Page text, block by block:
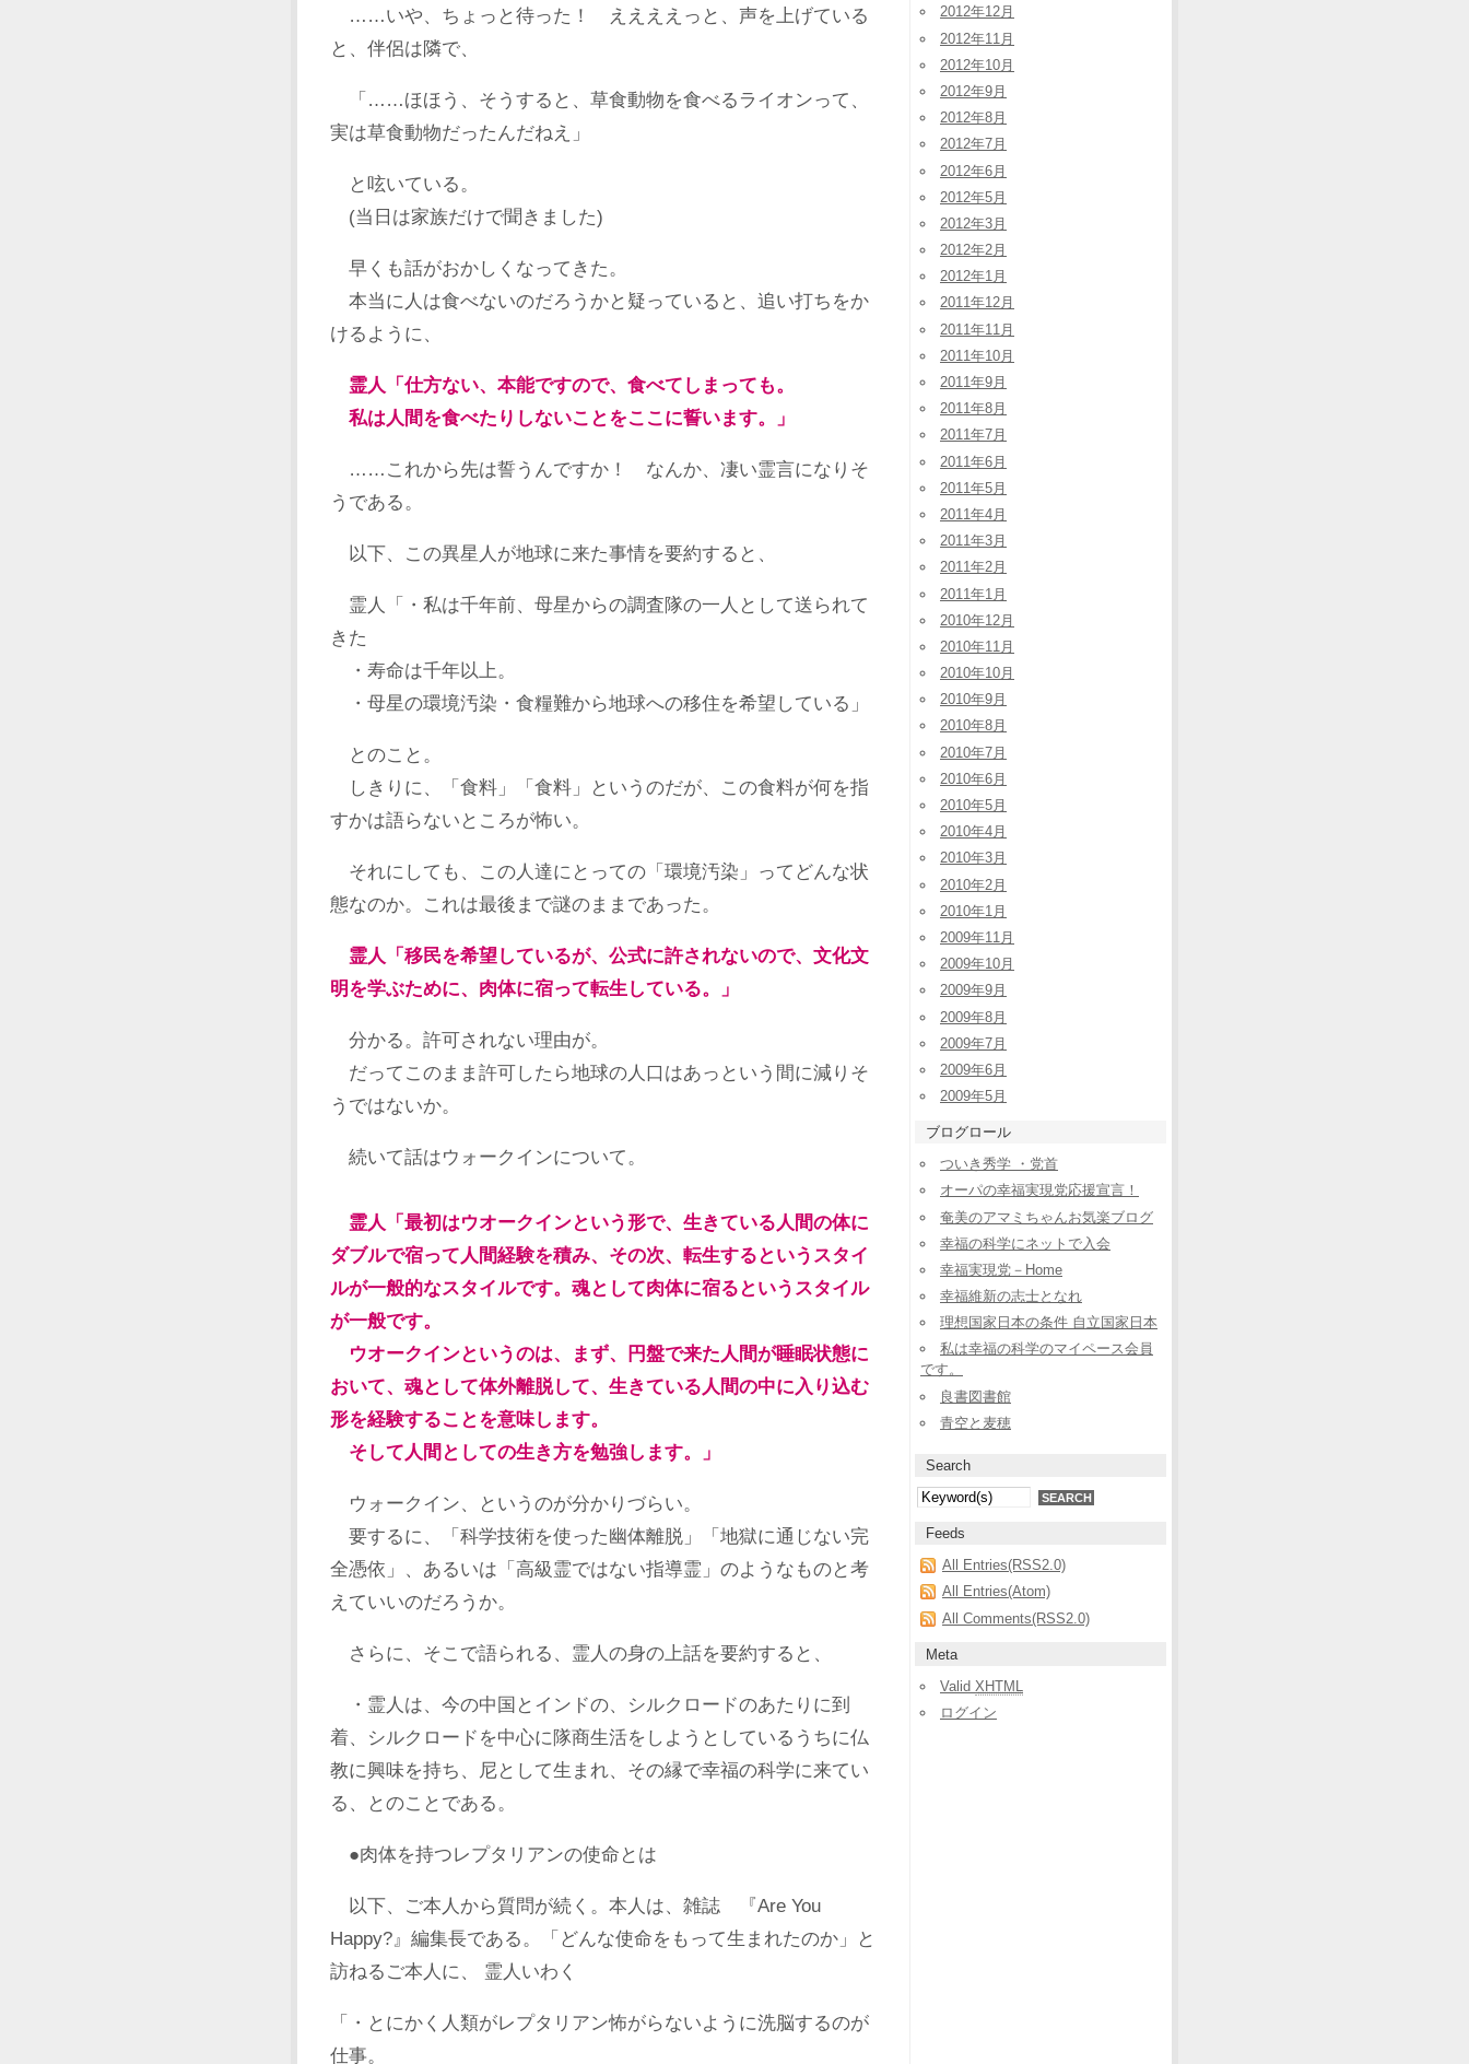
……いや、ちょっと待った！ ええええっと、声を上げている
と、伴侶は隣で、
「……ほほう、そうすると、草食動物を食べるライオンって、
実は草食動物だったんだねえ」
と呟いている。
(当日は家族だけで聞きました)
早くも話がおかしくなってきた。
本当に人は食べないのだろうかと疑っていると、追い打ちをか
けるように、
霊人「仕方ない、本能ですので、食べてしまっても。
私は人間を食べたりしないことをここに誓います。」
……これから先は誓うんですか！ なんか、凄い霊言になりそ
うである。
以下、この異星人が地球に来た事情を要約すると、
霊人「・私は千年前、母星からの調査隊の一人として送られて
きた
・寿命は千年以上。
・母星の環境汚染・食糧難から地球への移住を希望している」
とのこと。
しきりに、「食料」「食料」というのだが、この食料が何を指
すかは語らないところが怖い。
それにしても、この人達にとっての「環境汚染」ってどんな状
態なのか。これは最後まで謎のままであった。
霊人「移民を希望しているが、公式に許されないので、文化文
明を学ぶために、肉体に宿って転生している。」
分かる。許可されない理由が。
だってこのまま許可したら地球の人口はあっという間に減りそ
うではないか。
続いて話はウォークインについて。
霊人「最初はウオークインという形で、生きている人間の体に
ダブルで宿って人間経験を積み、その次、転生するというスタイ
ルが一般的なスタイルです。魂として肉体に宿るというスタイル
が一般です。
ウオークインというのは、まず、円盤で来た人間が睡眠状態に
おいて、魂として体外離脱して、生きている人間の中に入り込む
形を経験することを意味します。
そして人間としての生き方を勉強します。」
ウォークイン、というのが分かりづらい。
要するに、「科学技術を使った幽体離脱」「地獄に通じない完
全憑依」、あるいは「高級霊ではない指導霊」のようなものと考
えていいのだろうか。
さらに、そこで語られる、霊人の身の上話を要約すると、
・霊人は、今の中国とインドの、シルクロードのあたりに到
着、シルクロードを中心に隊商生活をしようとしているうちに仏
教に興味を持ち、尼として生まれ、その縁で幸福の科学に来てい
る、とのことである。
●肉体を持つレプタリアンの使命とは
以下、ご本人から質問が続く。本人は、雑誌 『Are You
Happy?』編集長である。「どんな使命をもって生まれたのか」と
訪ねるご本人に、 霊人いわく
「・とにかく人類がレプタリアン怖がらないように洗脳するのが
仕事。
2012年12月
2012年11月
2012年10月
2012年9月
2012年8月
2012年7月
2012年6月
2012年5月
2012年3月
2012年2月
2012年1月
2011年12月
2011年11月
2011年10月
2011年9月
2011年8月
2011年7月
2011年6月
2011年5月
2011年4月
2011年3月
2011年2月
2011年1月
2010年12月
2010年11月
2010年10月
2010年9月
2010年8月
2010年7月
2010年6月
2010年5月
2010年4月
2010年3月
2010年2月
2010年1月
2009年11月
2009年10月
2009年9月
2009年8月
2009年7月
2009年6月
2009年5月
ブログロール
ついき秀学 ・党首
オーパの幸福実現党応援宣言！
奄美のアマミちゃんお気楽ブログ
幸福の科学にネットで入会
幸福実現党－Home
幸福維新の志士となれ
理想国家日本の条件 自立国家日本
私は幸福の科学のマイペース会員
です。
良書図書館
青空と麦穂
Search
Feeds
All Entries(RSS2.0)
All Entries(Atom)
All Comments(RSS2.0)
Meta
Valid XHTML
ログイン